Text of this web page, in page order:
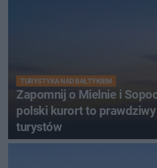
TURYSTYKA NAD BAŁTYKIEM
Zapomnij o Mielnie i
polski kurort to
turystów